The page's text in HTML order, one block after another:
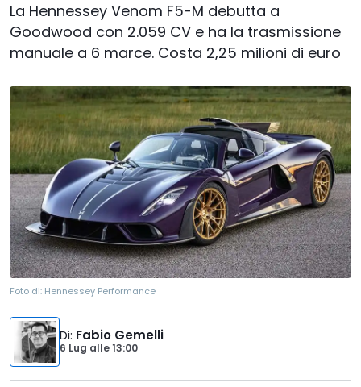
La Hennessey Venom F5-M debutta a
Goodwood con 2.059 CV e ha la trasmissione
manuale a 6 marce. Costa 2,25 milioni di euro
Foto di: Hennessey Performance
Di: Fabio Gemelli
6 Lug alle13:00